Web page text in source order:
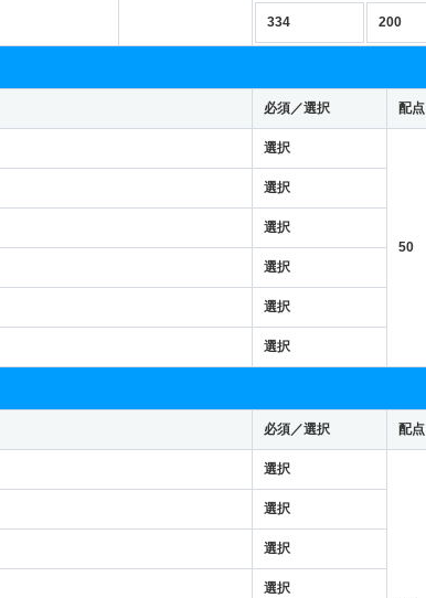
334 200
必須／選択 配点
選択
50
選択
選択
選択
選択
選択
必須／選択 配点
選択
選択
選択
選択